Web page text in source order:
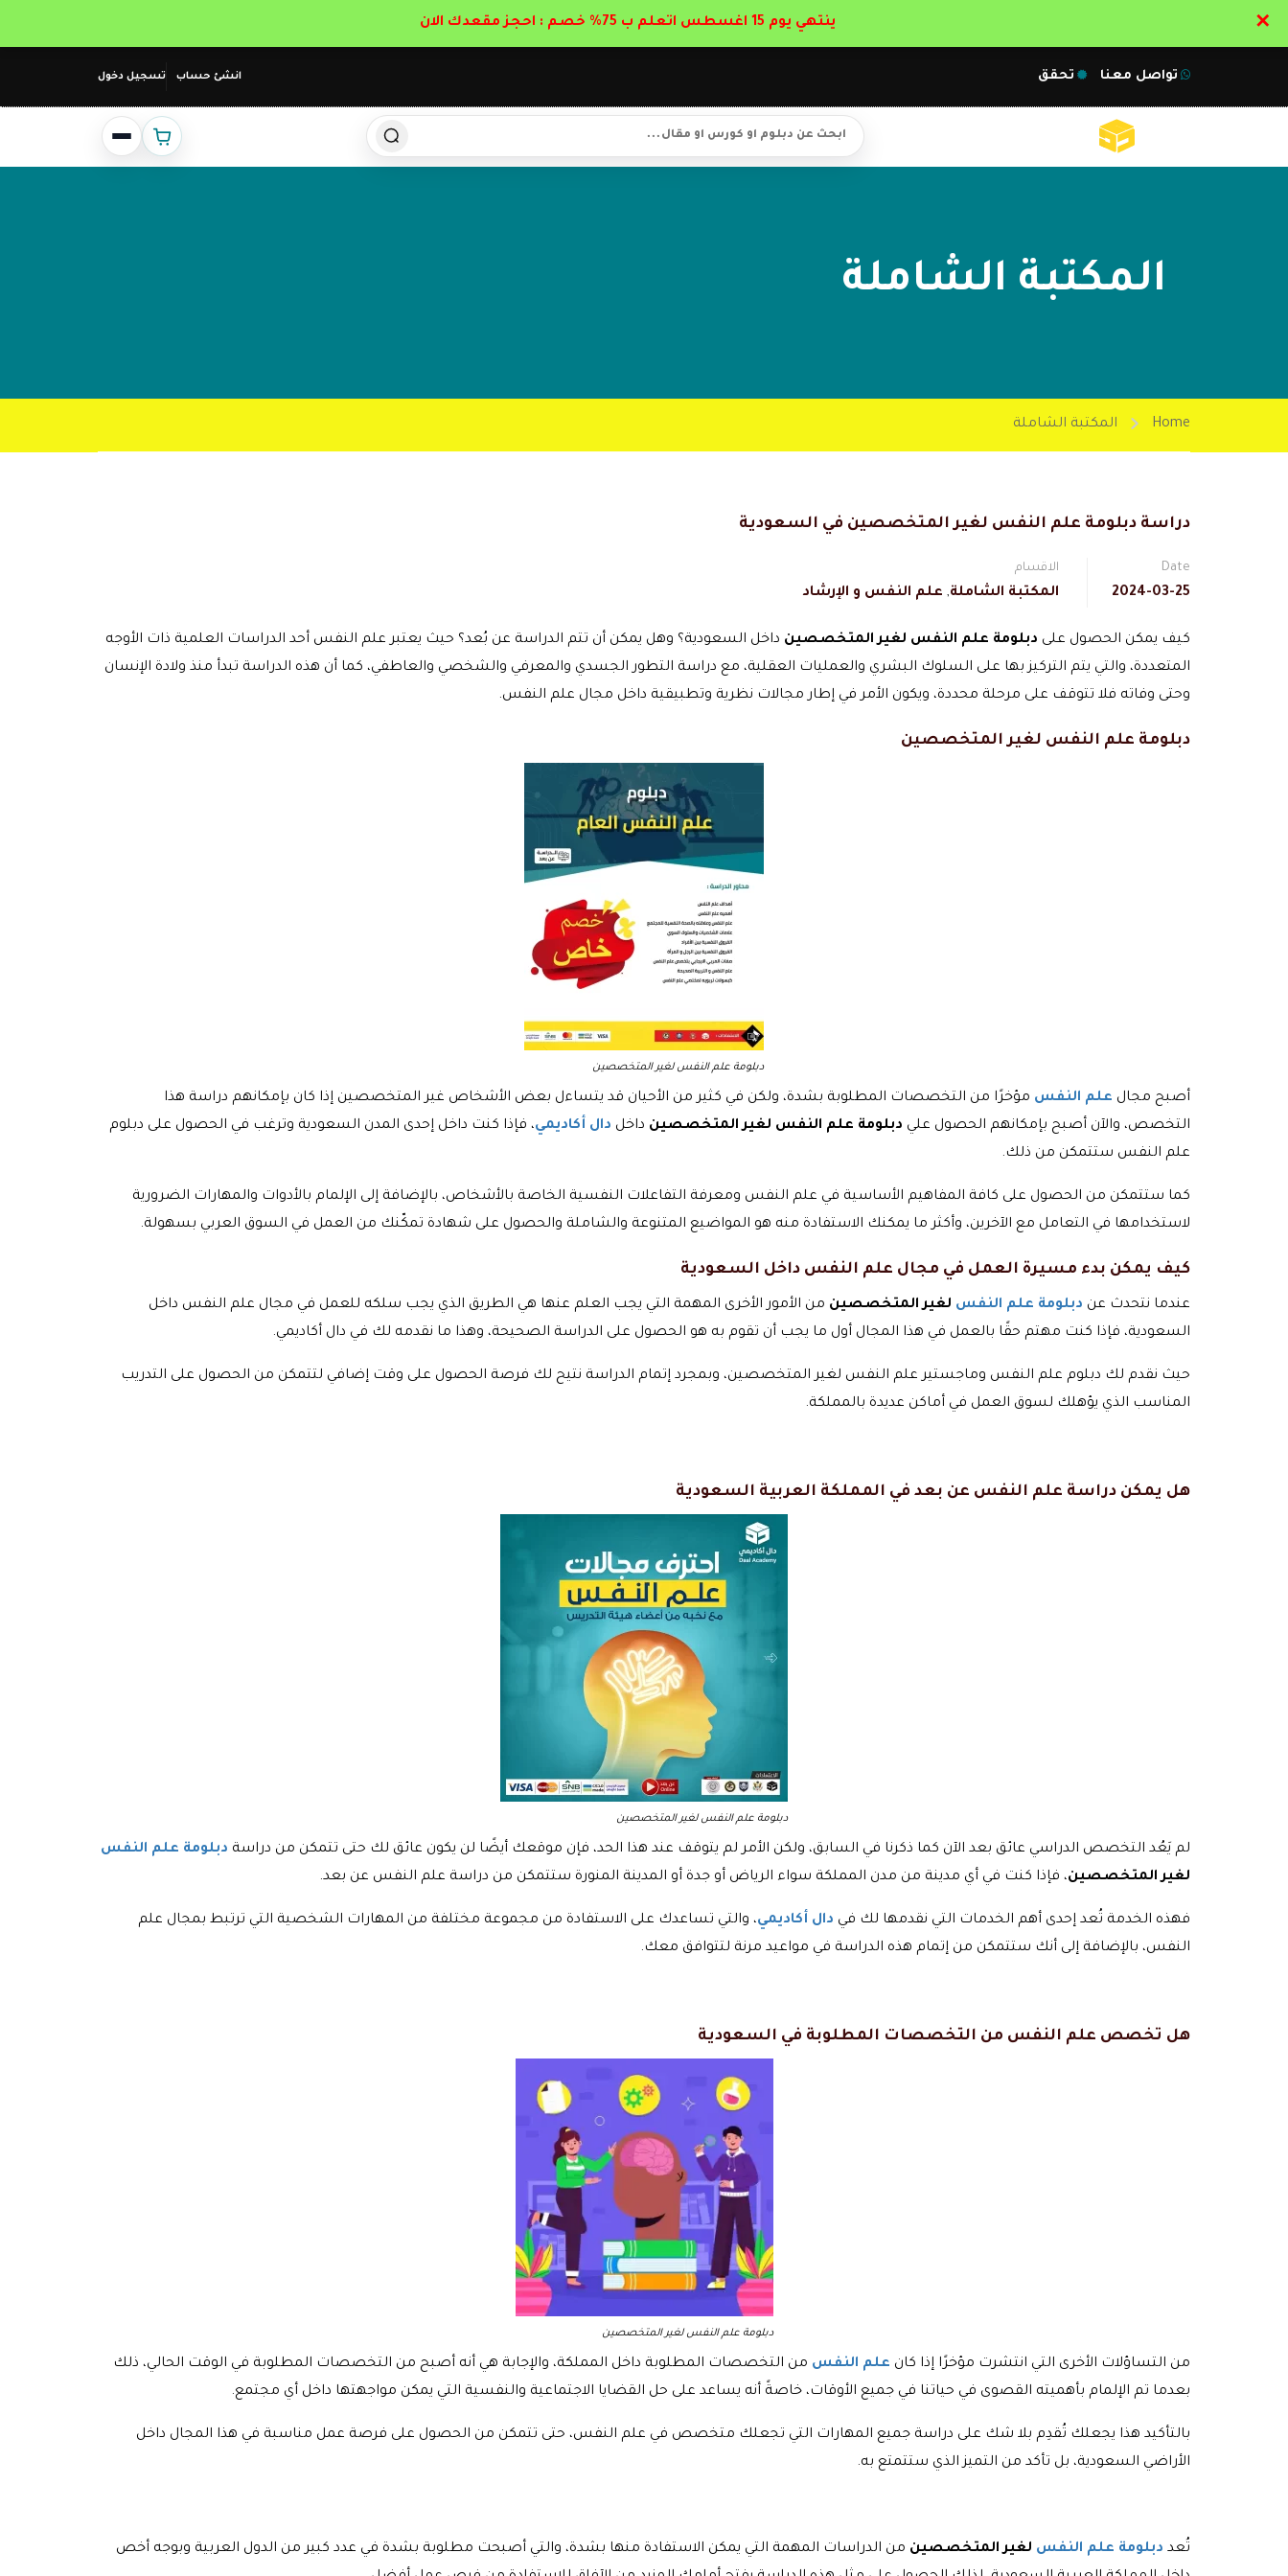
انشئ حساب تسجيل دخول تواصل معنا تحقق
المكتبة الشاملة
Home المكتبة الشاملة
دراسة دبلومة علم النفس لغير المتخصصين في السعودية
Date
2024-03-25
الاقسام
المكتبة الشاملة, علم النفس و الإرشاد
كيف يمكن الحصول على دبلومة علم النفس لغير المتخصصين داخل السعودية؟ وهل يمكن أن تتم الدراسة عن بُعد؟ حيث يعتبر علم النفس أحد الدراسات العلمية ذات الأوجه
المتعددة، والتي يتم التركيز بها على السلوك البشري والعمليات العقلية، مع دراسة التطور الجسدي والمعرفي والشخصي والعاطفي، كما أن هذه الدراسة تبدأ منذ ولادة الإنسان
وحتى وفاته فلا تتوقف على مرحلة محددة، ويكون الأمر في إطار مجالات نظرية وتطبيقية داخل مجال علم النفس.
دبلومة علم النفس لغير المتخصصين
دبلومة علم النفس لغير المتخصصين
أصبح مجال علم النفس مؤخرًا من التخصصات المطلوبة بشدة، ولكن في كثير من الأحيان قد يتساءل بعض الأشخاص غير المتخصصين إذا كان بإمكانهم دراسة هذا
التخصص، والآن أصبح بإمكانهم الحصول علي دبلومة علم النفس لغير المتخصصين داخل دال أكاديمي، فإذا كنت داخل إحدى المدن السعودية وترغب في الحصول على دبلوم
علم النفس ستتمكن من ذلك.
كما ستتمكن من الحصول على كافة المفاهيم الأساسية في علم النفس ومعرفة التفاعلات النفسية الخاصة بالأشخاص، بالإضافة إلى الإلمام بالأدوات والمهارات الضرورية
لاستخدامها في التعامل مع الآخرين، وأكثر ما يمكنك الاستفادة منه هو المواضيع المتنوعة والشاملة والحصول على شهادة تمكّنك من العمل في السوق العربي بسهولة.
كيف يمكن بدء مسيرة العمل في مجال علم النفس داخل السعودية
عندما نتحدث عن دبلومة علم النفس لغير المتخصصين من الأمور الأخرى المهمة التي يجب العلم عنها هي الطريق الذي يجب سلكه للعمل في مجال علم النفس داخل
السعودية، فإذا كنت مهتم حقًا بالعمل في هذا المجال أول ما يجب أن تقوم به هو الحصول على الدراسة الصحيحة، وهذا ما نقدمه لك في دال أكاديمي.
حيث نقدم لك دبلوم علم النفس وماجستير علم النفس لغير المتخصصين، وبمجرد إتمام الدراسة نتيح لك فرصة الحصول على وقت إضافي لتتمكن من الحصول على التدريب
المناسب الذي يؤهلك لسوق العمل في أماكن عديدة بالمملكة.
هل يمكن دراسة علم النفس عن بعد في المملكة العربية السعودية
دبلومة علم النفس لغير المتخصصين
لم يَعُد التخصص الدراسي عائق بعد الآن كما ذكرنا في السابق، ولكن الأمر لم يتوقف عند هذا الحد، فإن موقعك أيضًا لن يكون عائق لك حتى تتمكن من دراسة دبلومة علم النفس
لغير المتخصصين، فإذا كنت في أي مدينة من مدن المملكة سواء الرياض أو جدة أو المدينة المنورة ستتمكن من دراسة علم النفس عن بعد.
فهذه الخدمة تُعد إحدى أهم الخدمات التي نقدمها لك في دال أكاديمي، والتي تساعدك على الاستفادة من مجموعة مختلفة من المهارات الشخصية التي ترتبط بمجال علم
النفس، بالإضافة إلى أنك ستتمكن من إتمام هذه الدراسة في مواعيد مرنة لتتوافق معك.
هل تخصص علم النفس من التخصصات المطلوبة في السعودية
دبلومة علم النفس لغير المتخصصين
من التساؤلات الأخرى التي انتشرت مؤخرًا إذا كان علم النفس من التخصصات المطلوبة داخل المملكة، والإجابة هي أنه أصبح من التخصصات المطلوبة في الوقت الحالي، ذلك
بعدما تم الإلمام بأهميته القصوى في حياتنا في جميع الأوقات، خاصةً أنه يساعد على حل القضايا الاجتماعية والنفسية التي يمكن مواجهتها داخل أي مجتمع.
بالتأكيد هذا يجعلك تُقدِم بلا شك على دراسة جميع المهارات التي تجعلك متخصص في علم النفس، حتى تتمكن من الحصول على فرصة عمل مناسبة في هذا المجال داخل
الأراضي السعودية، بل تأكد من التميز الذي ستتمتع به.
تُعد دبلومة علم النفس لغير المتخصصين من الدراسات المهمة التي يمكن الاستفادة منها بشدة، والتي أصبحت مطلوبة بشدة في عدد كبير من الدول العربية وبوجه أخص
ينتهي يوم 15 اغسطس اتعلم ب 75% خصم : احجز مقعدك الان ✕